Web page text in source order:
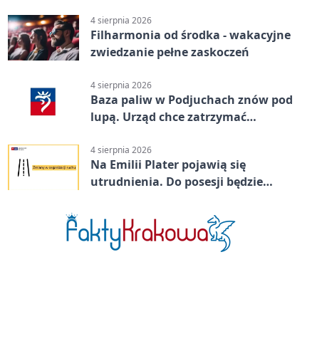
4 sierpnia 2026
Filharmonia od środka - wakacyjne
zwiedzanie pełne zaskoczeń
4 sierpnia 2026
Baza paliw w Podjuchach znów pod
lupą. Urząd chce zatrzymać
4 sierpnia 2026
Na Emilii Plater pojawią się
utrudnienia. Do posesji będzie